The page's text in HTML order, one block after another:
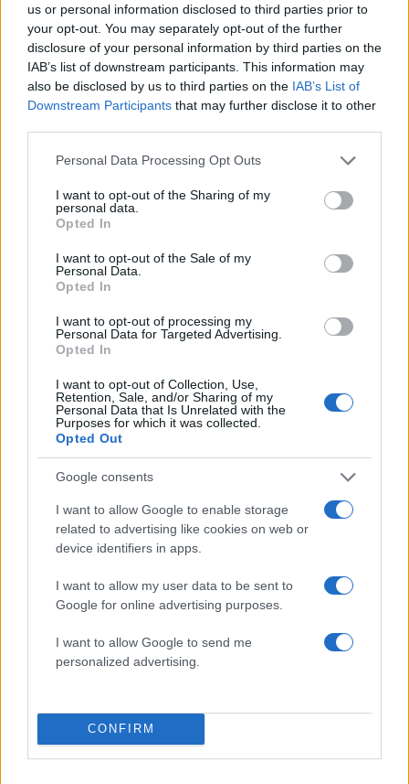
us or personal information disclosed to third parties prior to
your opt-out. You may separately opt-out of the further
disclosure of your personal information by third parties on the
IAB’s list of downstream participants. This information may
also be disclosed by us to third parties on the IAB’s List of
Downstream Participants that may further disclose it to other
Please note that this website/app uses one or more Google
not limited to your visit or usage behaviour. You may click to
grant or deny consent to Google and its third-party tags to
use your data for below specified purposes in below Google
consent section.
Personal Data Processing Opt Outs
I want to opt-out of the Sharing of my
personal data.
Opted In
I want to opt-out of the Sale of my
Personal Data.
Opted In
I want to opt-out of processing my
Personal Data for Targeted Advertising.
Opted In
I want to opt-out of Collection, Use,
Retention, Sale, and/or Sharing of my
Personal Data that Is Unrelated with the
Purposes for which it was collected.
Opted Out
Google consents
I want to allow Google to enable storage
related to advertising like cookies on web or
device identifiers in apps.
I want to allow my user data to be sent to
Google for online advertising purposes.
I want to allow Google to send me
personalized advertising.
CONFIRM
1 Έφυγαν οι συνεργάτες, μένει η Μαρία
Καρυστιανού - Η επόμενη μέρα για την
«Ελπίδα για τη Δημοκρατία»
2Ψάθα: «Δεν υπήρξε τεχνικό πρόβλημα με
τα δύο ελικόπτερα» κατέθεσαν ο Βρετανός
χειριστής και ο Έλληνας διερμηνέας
3«Βαριά καμπάνα» στον 27χρονο τράπερ
που έτρεχε με 182 χιλιόμετρα την ώρα σε
δρόμο με όριο τα 80
Σαμοθράκη: «Μαμά νόμιζες ότι δε θα σε
ξαναδώ;» – Τα πρώτα λόγια του 22χρονου
που έπεσε σε κανάλι με καυτό νερό
Mirror: Οι φωτιές στην Αιγιάλεια έκαναν
στάχτη το όνειρο οικογένειας από τη
Βρετανία για μια νέα ζωή στην
σπίτι»
Πιο σχολιασμένα
Μητσοτάκης στην υπογραφή συμφωνίας
για την ηλεκτρική διασύνδεση Ελλάδας –
Κύπρου: «Ισχυρή ψήφος εμπιστοσύνης» η
είσοδος της Meridiam στην GSI
Canadair 515: Οι πρώτες εικόνες από την
κατασκευή του αεροσκάφους που θα
επιχειρεί και τη νύχτα στα μέτωπα της
φωτιάς
Αυγερινός, Μουτσάτσου και ακόμη 20
πρώην στελέχη κατά Καρυστιανού: «Δεν
αποχωρήσαμε για καρέκλες», αιχμές για
Το πολωμένο μελτέμι που τροφοδότησε
τις φωτιές σε Αττική και Βοιωτία: «Από τα
Κρανίου τόπος το Πόρτο Γερμενό μετά το
καταστροφικό πέρασμα της φωτιάς –
Ξεκίνησε η αυτοψία στα καμένα σπίτια